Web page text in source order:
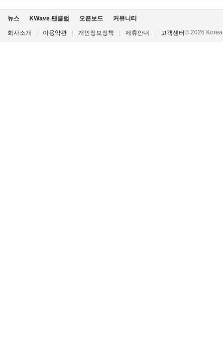
뉴스 KWave 팬클럽 오픈보드 커뮤니티
회사소개 이용약관 개인정보정책 제휴안내 고객센터© 2026